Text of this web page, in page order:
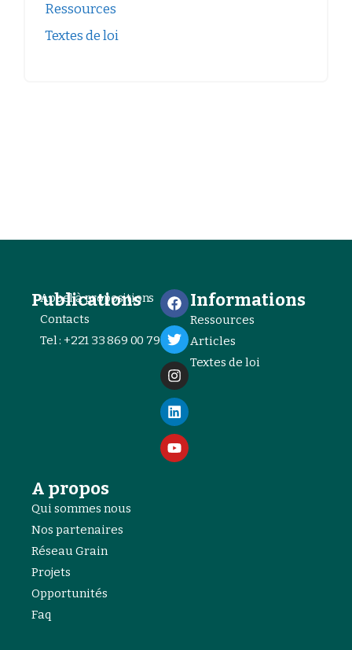
Ressources
Textes de loi
Publications
Appel à propositions
Contacts
Tel : +221 33 869 00 79
Informations
Ressources
Articles
Textes de loi
A propos
Qui sommes nous
Nos partenaires
Réseau Grain
Projets
Opportunités
Faq